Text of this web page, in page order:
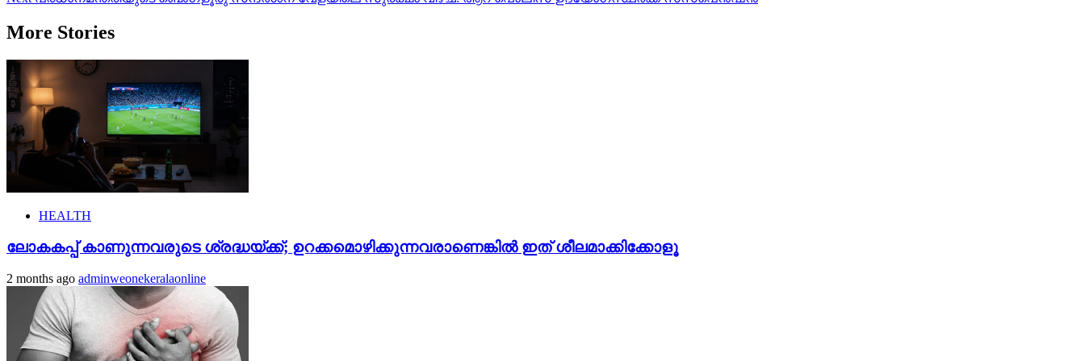
navigation
More Stories
HEALTH
ലോകകപ്പ് കാണുന്നവരുടെ ശ്രദ്ധയ്ക്ക്; ഉറക്കമൊഴിക്കുന്നവരാണെങ്കിൽ ഇത് ശീലമാക്കിക്കോളൂ
2 months ago adminweonekeralaonline